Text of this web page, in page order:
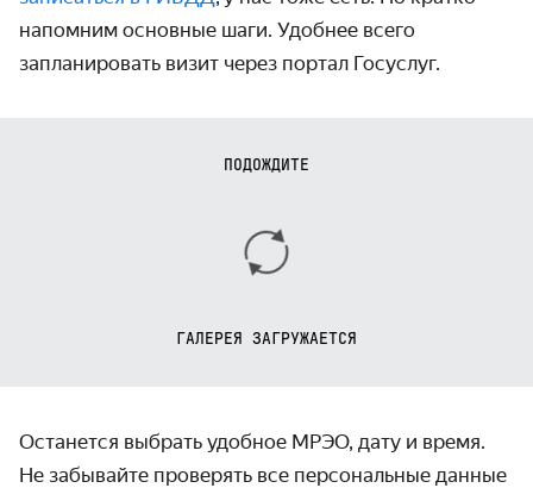
напомним основные шаги. Удобнее всего
запланировать визит через портал Госуслуг.
ПОДОЖДИТЕ
ГАЛЕРЕЯ ЗАГРУЖАЕТСЯ
Останется выбрать удобное МРЭО, дату и время.
Не забывайте проверять все персональные данные